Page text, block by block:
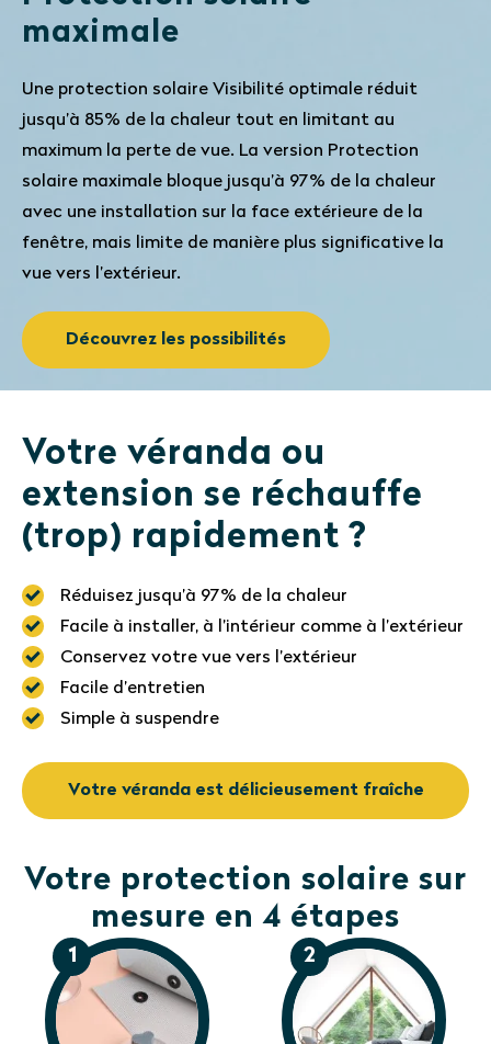
maximale
Une protection solaire Visibilité optimale réduit
jusqu’à 85% de la chaleur tout en limitant au
maximum la perte de vue. La version Protection
solaire maximale bloque jusqu’à 97% de la chaleur
avec une installation sur la face extérieure de la
fenêtre, mais limite de manière plus significative la
vue vers l’extérieur.
Découvrez les possibilités
Votre véranda ou
extension se réchauffe
(trop) rapidement ?
Réduisez jusqu’à 97% de la chaleur
Facile à installer, à l’intérieur comme à l’extérieur
Conservez votre vue vers l’extérieur
Facile d’entretien
Simple à suspendre
Votre véranda est délicieusement fraîche
Votre protection solaire sur
mesure en 4 étapes
1 2